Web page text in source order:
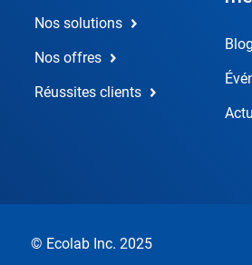
Nos solutions
Nos offres
Réussites clients
Blog
© Ecolab Inc. 2025